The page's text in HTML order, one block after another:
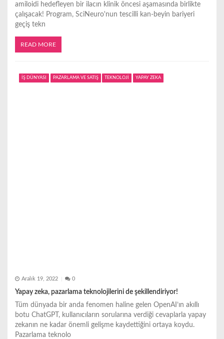
amiloidi hedefleyen bir ilacın klinik öncesi aşamasında birlikte
çalışacak! Program, SciNeuro'nun tescilli kan-beyin bariyeri
geçiş tekn
READ MORE
İŞ DÜNYASI PAZARLAMA VE SATIŞ TEKNOLOJİ YAPAY ZEKA
Aralık 19, 2022 0
Yapay zeka, pazarlama teknolojilerini de şekillendiriyor!
Tüm dünyada bir anda fenomen haline gelen OpenAI’ın akıllı
botu ChatGPT, kullanıcıların sorularına verdiği cevaplarla yapay
zekanın ne kadar önemli gelişme kaydettiğini ortaya koydu.
Pazarlama teknolo